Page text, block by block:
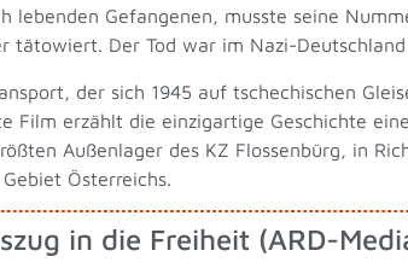
lebenden Gefangenen, musste seine
tätowiert. Der Tod war im Nazi-
der sich 1945 auf tschechischen
Film erzählt die einzigartige Geschichte
Außenlager des KZ Flossenbürg, in
Österreichs.
in die Freiheit (ARD-